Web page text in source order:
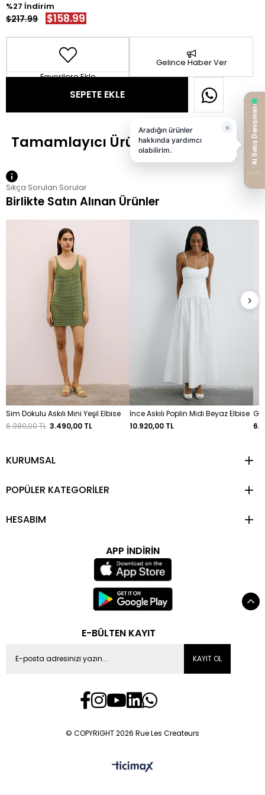
27
$217.99 $158.99
Favorilere Ekle
Gelince Haber Ver
Sıkça Sorulan Sorular
Birlikte Satın Alınan Ürünler
Sim Dokulu Askılı Mini Yeşil Elbise
6.980,00 TL 3.490,00 TL
İnce Askılı Poplin Midi Beyaz Elbise
10.920,00 TL
›
KURUMSAL
POPÜLER KATEGORİLER
HESABIM
APP İNDİRİN
E-BÜLTEN KAYIT
KAYIT OL
© COPYRIGHT 2026 Rue Les Createurs